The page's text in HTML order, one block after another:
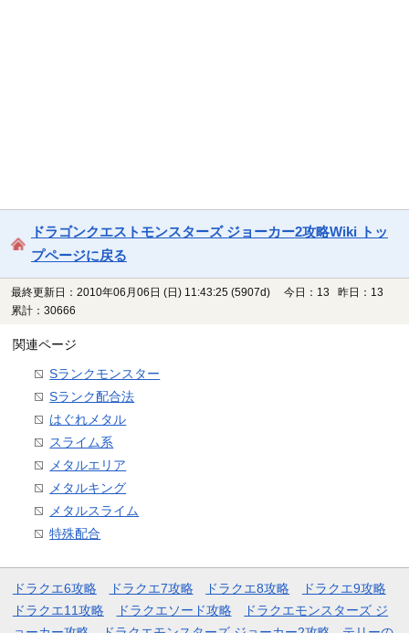
ドラゴンクエストモンスターズ ジョーカー2攻略Wiki トッ
プページに戻る
最終更新日：2010年06月06日 (日) 11:43:25 (5907d)
今日：13 昨日：13
累計：30666
関連ページ
Sランクモンスター
Sランク配合法
はぐれメタル
スライム系
メタルエリア
メタルキング
メタルスライム
特殊配合
ドラクエ6攻略 ドラクエ7攻略 ドラクエ8攻略
ドラクエ9攻略
ドラクエ11攻略
ドラクエソード攻略
ドラクエモンスターズ ジ